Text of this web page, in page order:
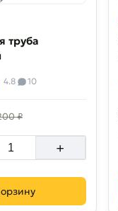
труба
4.8 10
₽
+